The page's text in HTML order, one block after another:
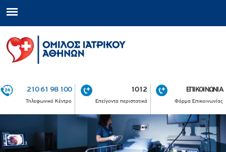
210 61 98 100
Τηλεφωνικό Κέντρο
1012
Επείγοντα περιστατικά
ΕΠΙΚΟΙΝΩΝΙΑ
Φόρμα Επικοινωνίας